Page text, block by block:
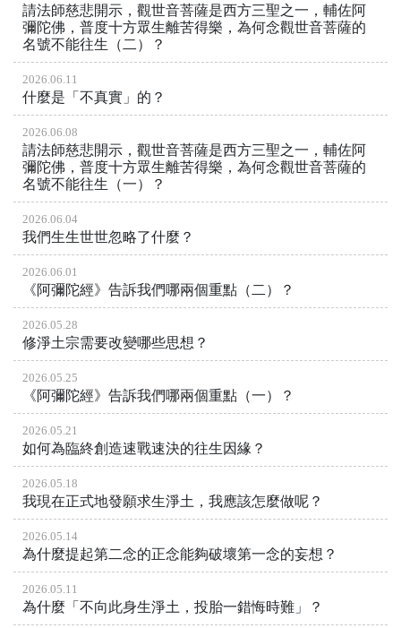
請法師慈悲開示，觀世音菩薩是西方三聖之一，輔佐阿
彌陀佛，普度十方眾生離苦得樂，為何念觀世音菩薩的
名號不能往生（二）？
2026.06.11
什麼是「不真實」的？
2026.06.08
請法師慈悲開示，觀世音菩薩是西方三聖之一，輔佐阿
彌陀佛，普度十方眾生離苦得樂，為何念觀世音菩薩的
名號不能往生（一）？
2026.06.04
我們生生世世忽略了什麼？
2026.06.01
《阿彌陀經》告訴我們哪兩個重點（二）？
2026.05.28
修淨土宗需要改變哪些思想？
2026.05.25
《阿彌陀經》告訴我們哪兩個重點（一）？
2026.05.21
如何為臨終創造速戰速決的往生因緣？
2026.05.18
我現在正式地發願求生淨土，我應該怎麼做呢？
2026.05.14
為什麼提起第二念的正念能夠破壞第一念的妄想？
2026.05.11
為什麼「不向此身生淨土，投胎一錯悔時難」？